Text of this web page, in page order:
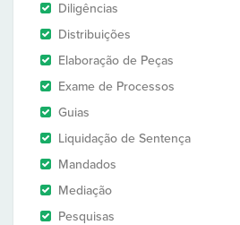
Diligências
Distribuições
Elaboração de Peças
Exame de Processos
Guias
Liquidação de Sentença
Mandados
Mediação
Pesquisas